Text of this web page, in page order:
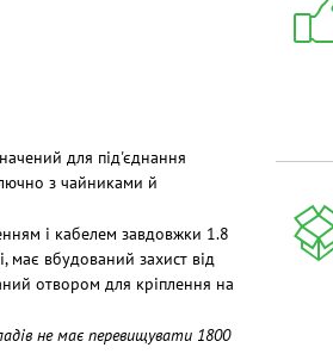
для під'єднання
з чайниками й
і кабелем завдовжки 1.8
має вбудований захист від
отвором для кріплення на
не має перевищувати 1800